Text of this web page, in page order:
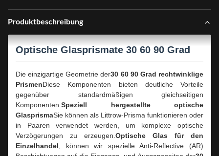
Produktbeschreibung
Optische Glasprismate 30 60 90 Grad
Die einzigartige Geometrie der30 60 90 Grad rechtwinklige
PrismenDiese Komponenten bieten deutliche Vorteile
gegenüber standardmäßigen gleichseitigen
Komponenten. Speziell hergestellte optische
GlasprismaSie können als Littrow-Prisma funktionieren oder
in Paaren verwendet werden, um komplexe optische
Verzögerungen zu erzeugen. Optische Glas für den
Einzelhandel , können wir spezielle Anti-Reflective (AR)